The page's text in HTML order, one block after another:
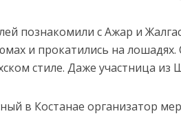
познакомили с Ажар и
и прокатились на
стиле. Даже участница
в Костанае организатор